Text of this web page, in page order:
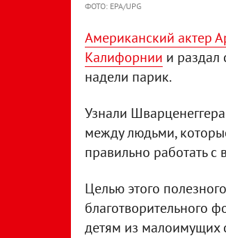
ФОТО: EPA/UPG
Американский актер
Калифорнии и раздал
надели парик.
Узнали
между людьми,
правильно работать с
Целью этого
благотворительного
детям из малоимущих